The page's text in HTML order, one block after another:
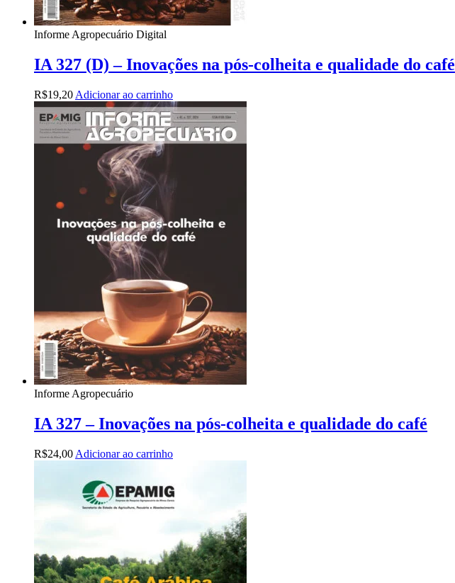
Informe Agropecuário Digital
IA 327 (D) – Inovações na pós-colheita e qualidade do café
R$19,20 Adicionar ao carrinho
Informe Agropecuário
IA 327 – Inovações na pós-colheita e qualidade do café
R$24,00 Adicionar ao carrinho